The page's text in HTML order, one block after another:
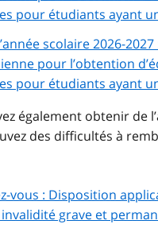
pour étudiants ayant
scolaire 2026-
pour l’obtention
pour étudiants ayant
également obtenir de
des difficultés à
vous : Disposition
grave et